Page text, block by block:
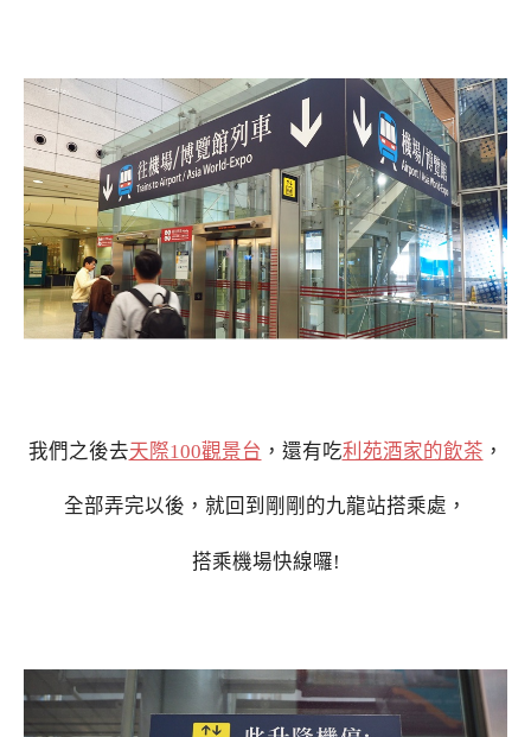
我們之後去天際100觀景台 ，還有吃利苑酒家的飲茶 ，
全部弄完以後，就回到剛剛的九龍站搭乘處，
搭乘機場快線囉!